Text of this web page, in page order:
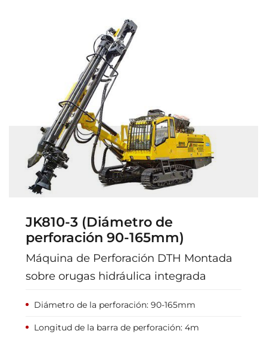
JK810-3 (Diámetro de
perforación 90-165mm)
Máquina de Perforación DTH Montada
sobre orugas hidráulica integrada
Diámetro de la perforación: 90-165mm
Longitud de la barra de perforación: 4m